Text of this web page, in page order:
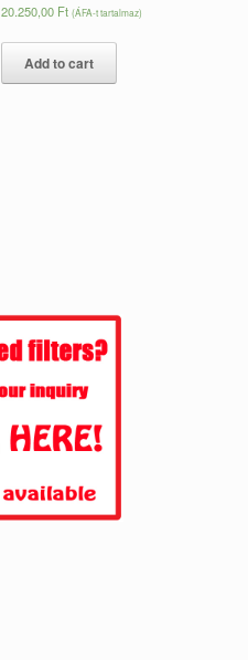
20.250,00 Ft (ÁFA-t tartalmaz)
Add to cart